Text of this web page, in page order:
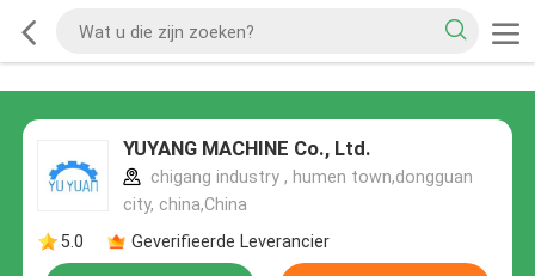
YUYANG MACHINE Co., Ltd.
chigang industry , humen town,dongguan
city, china,China
5.0
Geverifieerde Leverancier